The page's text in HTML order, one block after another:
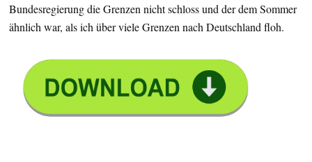
Bundesregierung die Grenzen nicht schloss und der dem Sommer
ähnlich war, als ich über viele Grenzen nach Deutschland floh.